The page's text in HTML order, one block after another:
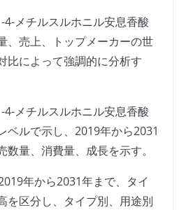
メチルスルホニル安息香酸
、売上、トップメーカーの世
比によって強調的に分析す
メチルスルホニル安息香酸
ベルで示し、2019年から2031
量、消費量、成長を示す。
年から2031年まで、タイ
を区分し、タイプ別、用途別